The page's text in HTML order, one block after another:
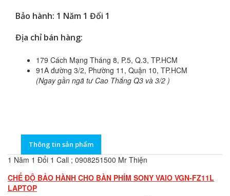
Bảo hành: 1 Năm 1 Đổi 1
Địa chỉ bán hàng:
179 Cách Mạng Tháng 8, P.5, Q.3, TP.HCM
91A đường 3/2, Phường 11, Quận 10, TP.HCM
(Ngay gần ngã tư Cao Thắng Q3 và 3/2 )
Thông tin sản phẩm
1 Năm 1 Đổi 1 Call ; 0908251500 Mr Thiện
CHẾ ĐỘ BẢO HÀNH CHO BÀN PHÍM SONY VAIO VGN-FZ11L
LAPTOP